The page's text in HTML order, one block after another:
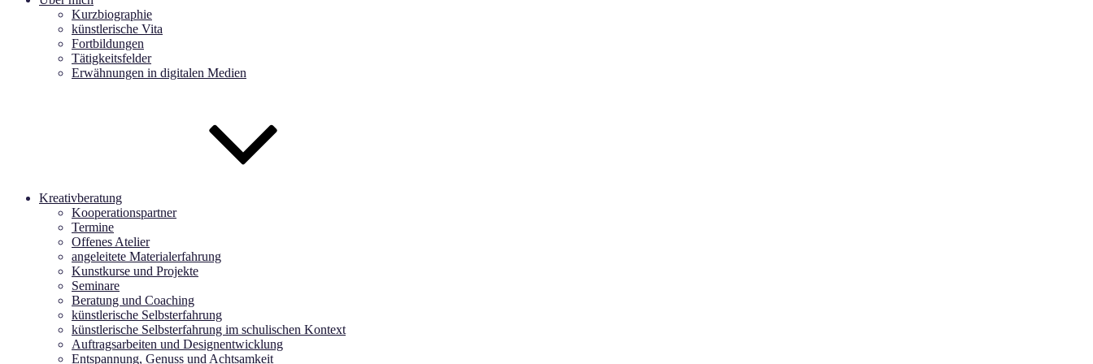
Kurzbiographie
künstlerische Vita
Fortbildungen
Tätigkeitsfelder
Erwähnungen in digitalen Medien
Kreativberatung
Kooperationspartner
Termine
Offenes Atelier
angeleitete Materialerfahrung
Kunstkurse und Projekte
Seminare
Beratung und Coaching
künstlerische Selbsterfahrung
künstlerische Selbsterfahrung im schulischen Kontext
Auftragsarbeiten und Designentwicklung
Entspannung, Genuss und Achtsamkeit